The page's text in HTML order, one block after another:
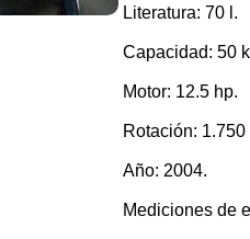
Literatura: 70 l.
Capacidad: 50
Motor: 12.5 hp.
Rotación: 1.750
Año: 2004.
Mediciones de